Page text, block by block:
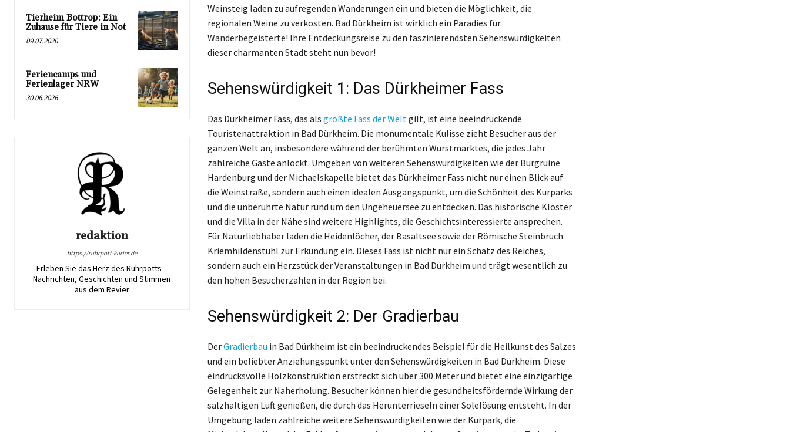
Tierheim Bottrop: Ein
Zuhause für Tiere in Not
09.07.2026
Feriencamps und
Ferienlager NRW
30.06.2026
redaktion
https://ruhrpott-kurier.de
Erleben Sie das Herz des Ruhrpotts –
Nachrichten, Geschichten und Stimmen
aus dem Revier
Weinsteig laden zu aufregenden Wanderungen ein und bieten die Möglichkeit, die
regionalen Weine zu verkosten. Bad Dürkheim ist wirklich ein Paradies für
Wanderbegeisterte! Ihre Entdeckungsreise zu den faszinierendsten Sehenswürdigkeiten
dieser charmanten Stadt steht nun bevor!
Sehenswürdigkeit 1: Das Dürkheimer Fass
Das Dürkheimer Fass, das als größte Fass der Welt gilt, ist eine beeindruckende
Touristenattraktion in Bad Dürkheim. Die monumentale Kulisse zieht Besucher aus der
ganzen Welt an, insbesondere während der berühmten Wurstmarktes, die jedes Jahr
zahlreiche Gäste anlockt. Umgeben von weiteren Sehenswürdigkeiten wie der Burgruine
Hardenburg und der Michaelskapelle bietet das Dürkheimer Fass nicht nur einen Blick auf
die Weinstraße, sondern auch einen idealen Ausgangspunkt, um die Schönheit des Kurparks
und die unberührte Natur rund um den Ungeheuersee zu entdecken. Das historische Kloster
und die Villa in der Nähe sind weitere Highlights, die Geschichtsinteressierte ansprechen.
Für Naturliebhaber laden die Heidenlöcher, der Basaltsee sowie der Römische Steinbruch
Kriemhildenstuhl zur Erkundung ein. Dieses Fass ist nicht nur ein Schatz des Reiches,
sondern auch ein Herzstück der Veranstaltungen in Bad Dürkheim und trägt wesentlich zu
den hohen Besucherzahlen in der Region bei.
Sehenswürdigkeit 2: Der Gradierbau
DerGradierbau in Bad Dürkheim ist ein beeindruckendes Beispiel für die Heilkunst des Salzes
und ein beliebter Anziehungspunkt unter den Sehenswürdigkeiten in Bad Dürkheim. Diese
eindrucksvolle Holzkonstruktion erstreckt sich über 300 Meter und bietet eine einzigartige
Gelegenheit zur Naherholung. Besucher können hier die gesundheitsfördernde Wirkung der
salzhaltigen Luft genießen, die durch das Herunterrieseln einer Solelösung entsteht. In der
Umgebung laden zahlreiche weitere Sehenswürdigkeiten wie der Kurpark, die